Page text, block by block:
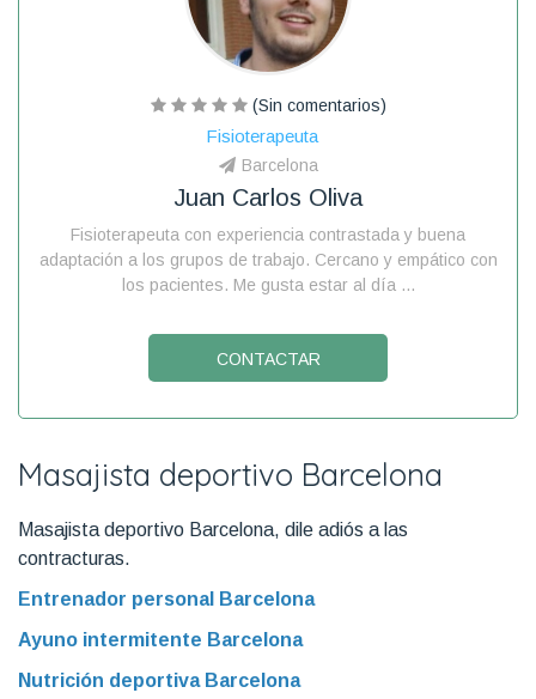
(Sin comentarios)
Fisioterapeuta
Barcelona
Juan Carlos Oliva
Fisioterapeuta con experiencia contrastada y buena
adaptación a los grupos de trabajo. Cercano y empático con
los pacientes. Me gusta estar al día ...
CONTACTAR
Masajista deportivo Barcelona
Masajista deportivo Barcelona, dile adiós a las
contracturas.
Entrenador personal Barcelona
Ayuno intermitente Barcelona
Nutrición deportiva Barcelona